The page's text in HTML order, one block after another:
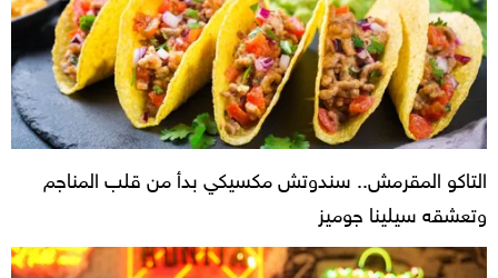
التاكو المقرمش.. سندوتش مكسيكي بدأ من قلب المناجم
وتعشقه سيلينا جوميز